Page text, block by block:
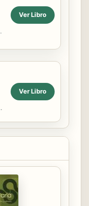
Ver Libro
Ver Libro